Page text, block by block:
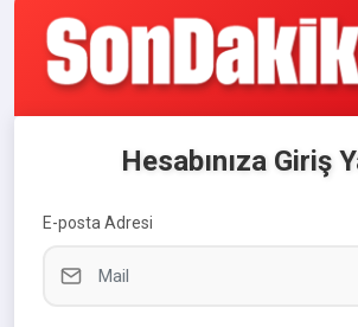
Hesabınıza Giriş
E-posta Adresi